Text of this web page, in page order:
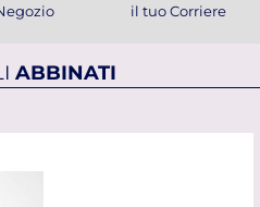
il tuo Corriere
ABBINATI